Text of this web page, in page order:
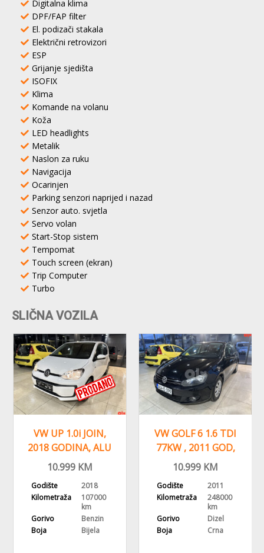
Digitalna klima
DPF/FAP filter
El. podizači stakala
Električni retrovizori
ESP
Grijanje sjedišta
ISOFIX
Klima
Komande na volanu
Koža
LED headlights
Metalik
Naslon za ruku
Navigacija
Ocarinjen
Parking senzori naprijed i nazad
Senzor auto. svjetla
Servo volan
Start-Stop sistem
Tempomat
Touch screen (ekran)
Trip Computer
Turbo
SLIČNA VOZILA
VW UP 1.0i JOIN,
2018 GODINA, ALU
FELGE KLIMA
10.999KM
Godište
2018
Kilometraža
107000
km
Gorivo
Benzin
Boja
Bijela
VW GOLF 6 1.6 TDI
77KW , 2011 GOD,
REGISTROVAN,KLIMA
10.999 KM
Godište
2011
Kilometraža
248000
km
Gorivo
Dizel
Boja
Crna